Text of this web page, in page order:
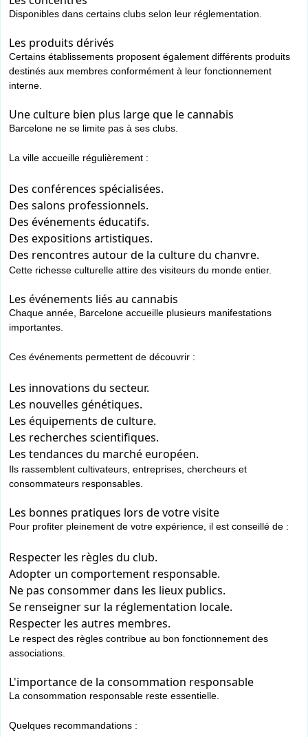
Disponibles dans certains clubs selon leur réglementation.
Les produits dérivés
Certains établissements proposent également différents produits
destinés aux membres conformément à leur fonctionnement
interne.
Une culture bien plus large que le cannabis
Barcelone ne se limite pas à ses clubs.
La ville accueille régulièrement :
Des conférences spécialisées.
Des salons professionnels.
Des événements éducatifs.
Des expositions artistiques.
Des rencontres autour de la culture du chanvre.
Cette richesse culturelle attire des visiteurs du monde entier.
Les événements liés au cannabis
Chaque année, Barcelone accueille plusieurs manifestations
importantes.
Ces événements permettent de découvrir :
Les innovations du secteur.
Les nouvelles génétiques.
Les équipements de culture.
Les recherches scientifiques.
Les tendances du marché européen.
Ils rassemblent cultivateurs, entreprises, chercheurs et
consommateurs responsables.
Les bonnes pratiques lors de votre visite
Pour profiter pleinement de votre expérience, il est conseillé de :
Respecter les règles du club.
Adopter un comportement responsable.
Ne pas consommer dans les lieux publics.
Se renseigner sur la réglementation locale.
Respecter les autres membres.
Le respect des règles contribue au bon fonctionnement des
associations.
L'importance de la consommation responsable
La consommation responsable reste essentielle.
Quelques recommandations :